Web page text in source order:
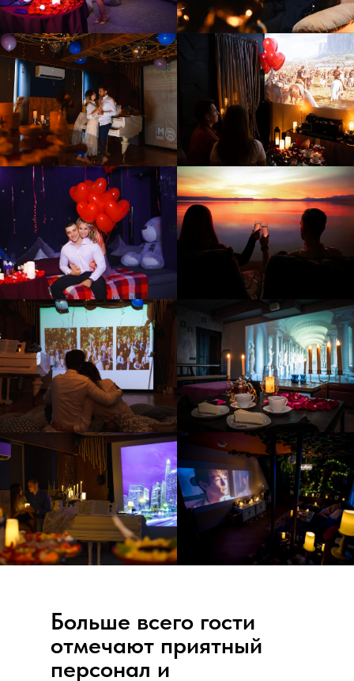
Больше всего гости
отмечают приятный
персонал и